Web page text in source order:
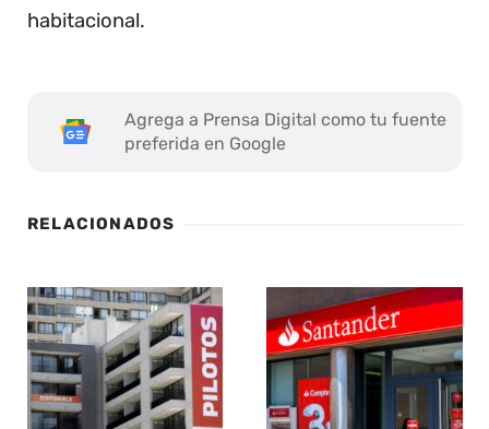
habitacional.
Agrega a Prensa Digital como tu fuente
preferida en Google
RELACIONADOS